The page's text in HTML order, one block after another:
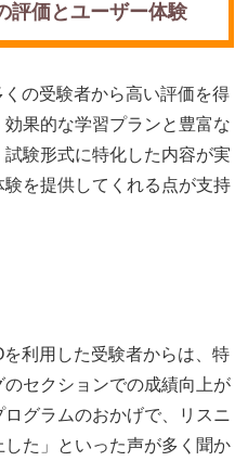
評価とユーザー体験
の受験者から高い評価を得
果的な学習プランと豊富な
験形式に特化した内容が実
を提供してくれる点が支持
利用した受験者からは、特
セクションでの成績向上が
グラムのおかげで、リスニ
た」といった声が多く聞か